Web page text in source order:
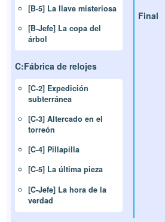
[B-5] La llave misteriosa
[B-Jefe] La copa del
árbol
C:Fábrica de relojes
[C-2] Expedición
subterránea
[C-3] Altercado en el
torreón
[C-4] Pillapilla
[C-5] La última pieza
[C-Jefe] La hora de la
verdad
Final